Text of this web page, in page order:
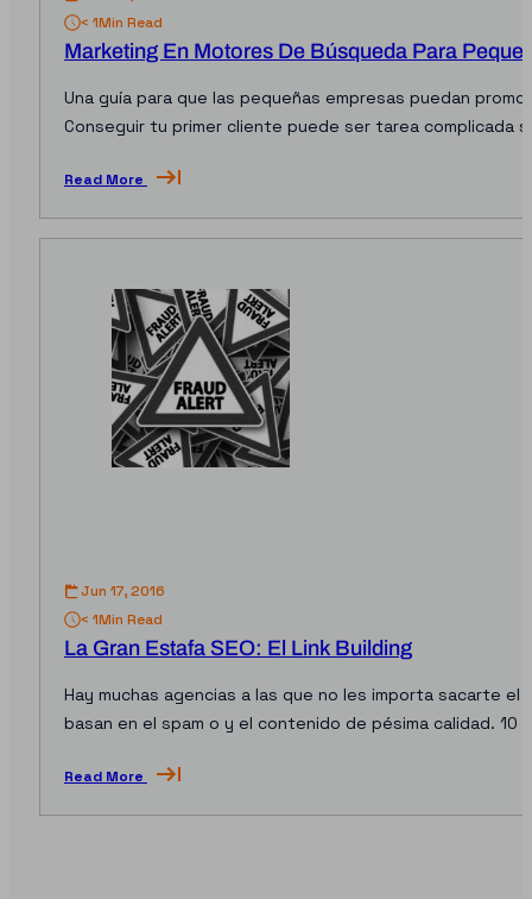
Marketing En Motores De Búsqueda Para
Una guía para que las pequeñas empresas puedan
Conseguir tu primer cliente puede ser tarea complicada
Min Read
< 1
Read More
La Gran Estafa SEO: El Link Building
Hay muchas agencias a las que no les importa sacarte
basan en el spam o y el contenido de pésima calidad.
Jun 17, 2016
Min Read
< 1
Read More